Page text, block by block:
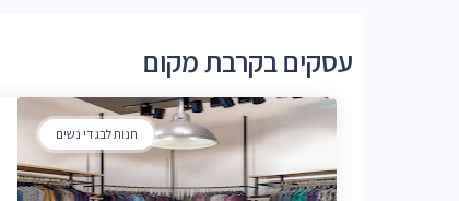
עסקים בקרבת מקום
חנות לבגדי נשים